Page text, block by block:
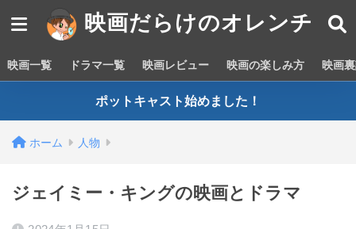
映画だらけのオレンチ
映画一覧 ドラマ一覧 映画レビュー 映画の楽しみ方 映画
ポットキャスト始めました！
ホーム 人物
ジェイミー・キングの映画とドラマ